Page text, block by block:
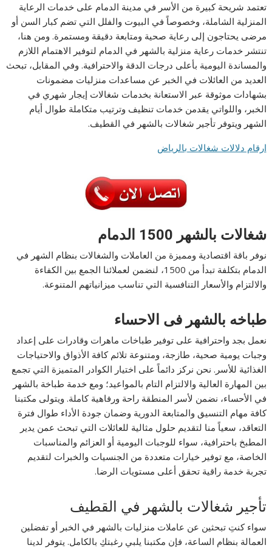
تعتمد شريحة كبيرة من الأسر في مدينة الدمام على خدمات الرعاية
المنزلية الشاملة، وخصوصاً في البيوت والفلل التي تضم كبار السن أو
مرضى يحتاجون إلى رعاية صحية ومتابعة دقيقة ومستمرة. ومن هنا،
تنتشر خدمات رعاية منزلية بالشهر في الدمام لتوفير الاهتمام اللازم
والمساندة اليومية بأعلى درجات الدقة والاحترافية. وفي المقابل، تبحث
العديد من العائلات في الخبر عن مساعدات منزليات مضمونات
بشهادات موثوقة عبر الاستعانة بخدمات شغالات إيجار شهري في
الخبر، واللواتي يقدمن خدمات تنظيف وترتيب متكاملة طوال أيام
الشهر ويتوفر تأجير شغالات بالشهر في القطيف.
ارقام دلالات شغالات بالرياض
شغالات بالشهر 1500 الدمام
نوفر باقة اقتصادية ومميزة من العاملات والشغالات بنظام الشهر في
الدمام بتكلفة تبدأ من 1500، لنضمن لعملائنا الجمع بين الكفاءة
والالتزام والأسعار التنافسية التي تناسب ميزانياتهم المتنوعة.
طباخه بالشهر فى الاحساء
نعمل بجد واحترافية على توفير طباخات ماهرات وقادرات على إعداد
وجبات يومية صحية، طازجة، ومتنوعة تلائم كافة الأذواق والاحتياجات
الغذائية للأسر. نحن نركز دائماً على اختيار الكوادر المتميزة التي تجمع
بين المهارة العالية والالتزام التام بالمواعيد؛ ومع خدمة طباخة بالشهر
في الأحساء، نضمن لأسر المنطقة راحة ورفاهية كاملة. ويتولى مكتبنا
كافة مهام التنسيق والمتابعة الدورية وضمان جودة الأداء طوال فترة
التعاقد، سعياً منا لتقديم حلول مثالية للعائلات التي تبحث عمن يدير
المطبخ باحترافية، سواء للوجبات اليومية أو العزائم والمناسبات
الخاصة، مع توفير خيارات متعددة من الجنسيات والخبرات لتقديم
تجربة خدمة راقية تحقق أعلى مستويات الرضا.
تأجير شغالات بالشهر في القطيف
سواء كنتِ تبحثين عن عاملات منزليات بالشهر في الخبر أو تفضلين
العمالة بنظام الساعة، فإن مكتبنا يلبي رغبتكِ بالكامل. يتوفر لدينا